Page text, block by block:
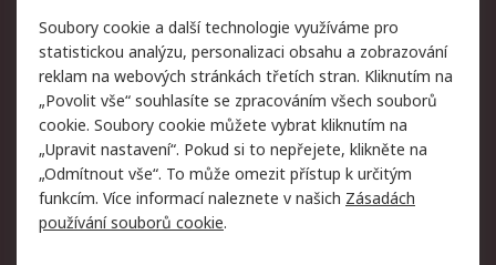
Právní
Autorská práva
Obchodní podmínky
společnosti RS
Prohlášení o ochraně
údajů
Zabezpečení
elektronické pošty
Zásady pro soubory
cookie
Zásady ochrany
osobních údajů
Soubory cookie a další technologie využíváme pro
statistickou analýzu, personalizaci obsahu a zobrazování
reklam na webových stránkách třetích stran. Kliknutím na
„Povolit vše“ souhlasíte se zpracováním všech souborů
cookie. Soubory cookie můžete vybrat kliknutím na
„Upravit nastavení“. Pokud si to nepřejete, klikněte na
„Odmítnout vše“. To může omezit přístup k určitým
funkcím. Více informací naleznete v našich Zásadách
používání souborů cookie.